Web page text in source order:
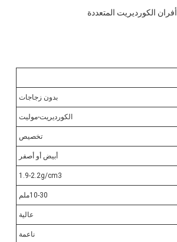
الكورديريت المتعددة
بدون زجاجات
الكورديريت-موليت
تخصيص
أبيض أو أصفر
1.9-2.2g/cm3
10-30ملم
عالية
ناعمة